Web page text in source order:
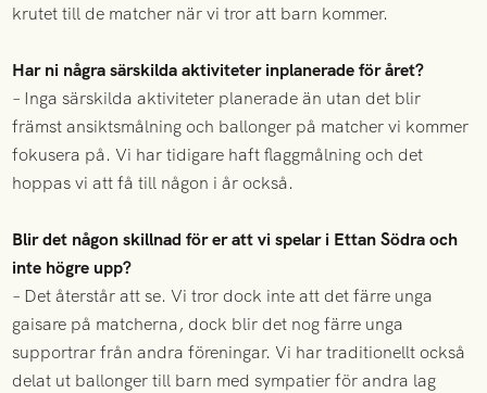
krutet till de matcher när vi tror att barn kommer.
Har ni några särskilda aktiviteter inplanerade för året?
– Inga särskilda aktiviteter planerade än utan det blir
främst ansiktsmålning och ballonger på matcher vi kommer
fokusera på. Vi har tidigare haft flaggmålning och det
hoppas vi att få till någon i år också.
Blir det någon skillnad för er att vi spelar i Ettan Södra och
inte högre upp?
– Det återstår att se. Vi tror dock inte att det färre unga
gaisare på matcherna, dock blir det nog färre unga
supportrar från andra föreningar. Vi har traditionellt också
delat ut ballonger till barn med sympatier för andra lag